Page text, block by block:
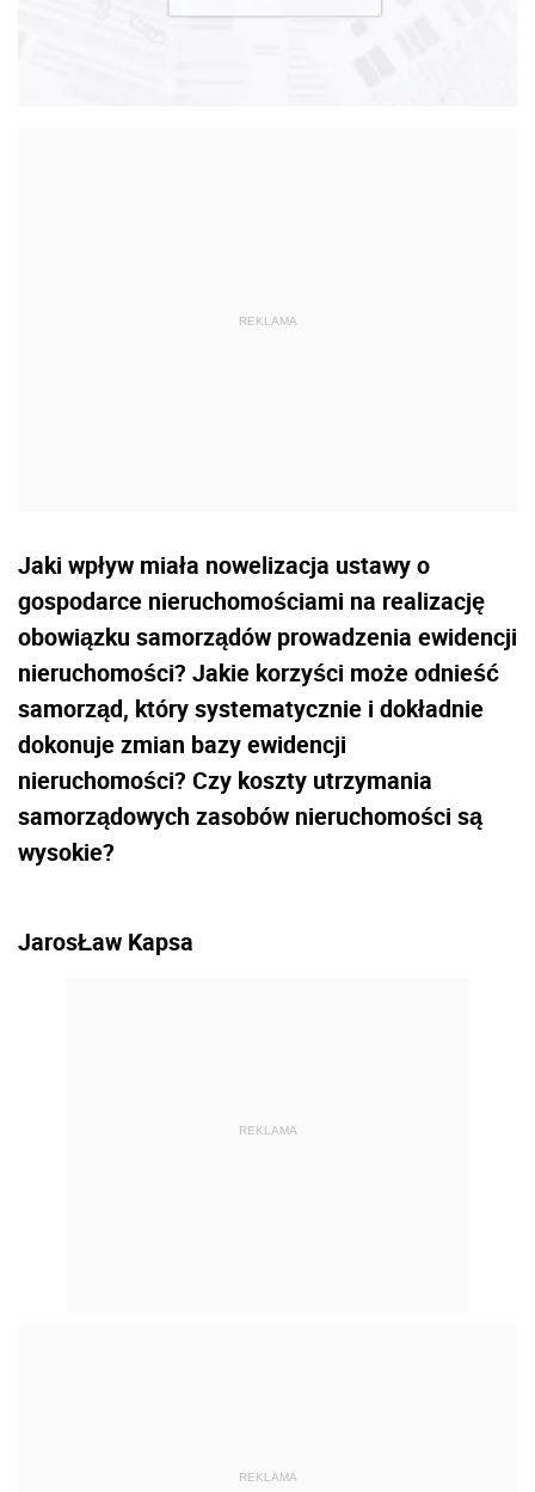
Jaki wpływ miała nowelizacja ustawy o
gospodarce nieruchomościami na realizację
obowiązku samorządów prowadzenia ewidencji
nieruchomości? Jakie korzyści może odnieść
samorząd, który systematycznie i dokładnie
dokonuje zmian bazy ewidencji
nieruchomości? Czy koszty utrzymania
samorządowych zasobów nieruchomości są
wysokie?
JarosŁaw Kapsa
REKLAMA
REKLAMA